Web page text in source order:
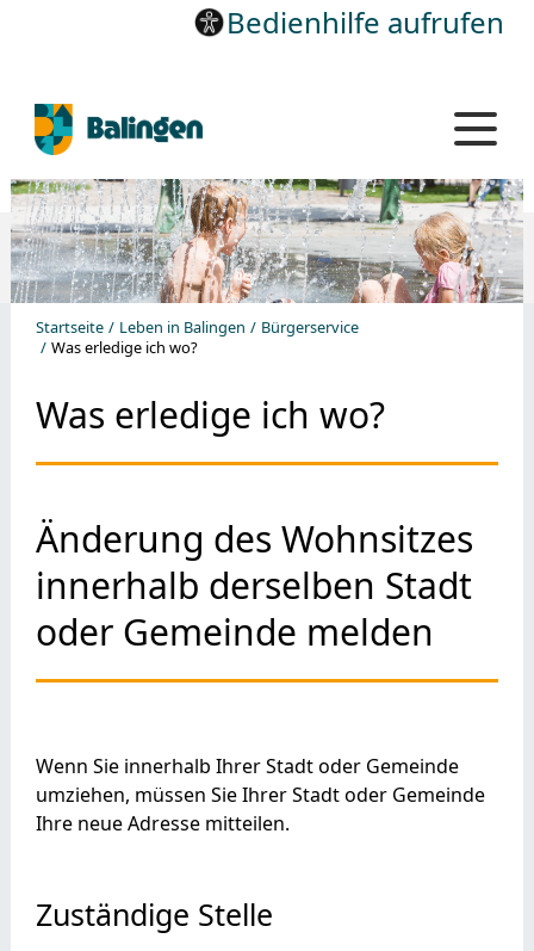
Bedienhilfe aufrufen
Startseite Leben in Balingen
Bürgerservice
Was erledige ich wo?
Was erledige ich wo?
Änderung des Wohnsitzes
innerhalb derselben Stadt
oder Gemeinde melden
Wenn Sie innerhalb Ihrer Stadt oder Gemeinde
umziehen, müssen Sie Ihrer Stadt oder Gemeinde
Ihre neue Adresse mitteilen.
Zuständige Stelle